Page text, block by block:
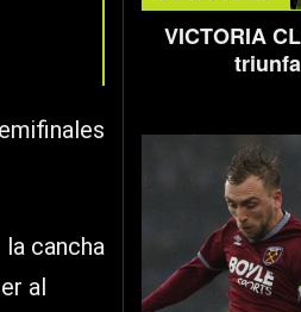
cancha
al
VICTORIA